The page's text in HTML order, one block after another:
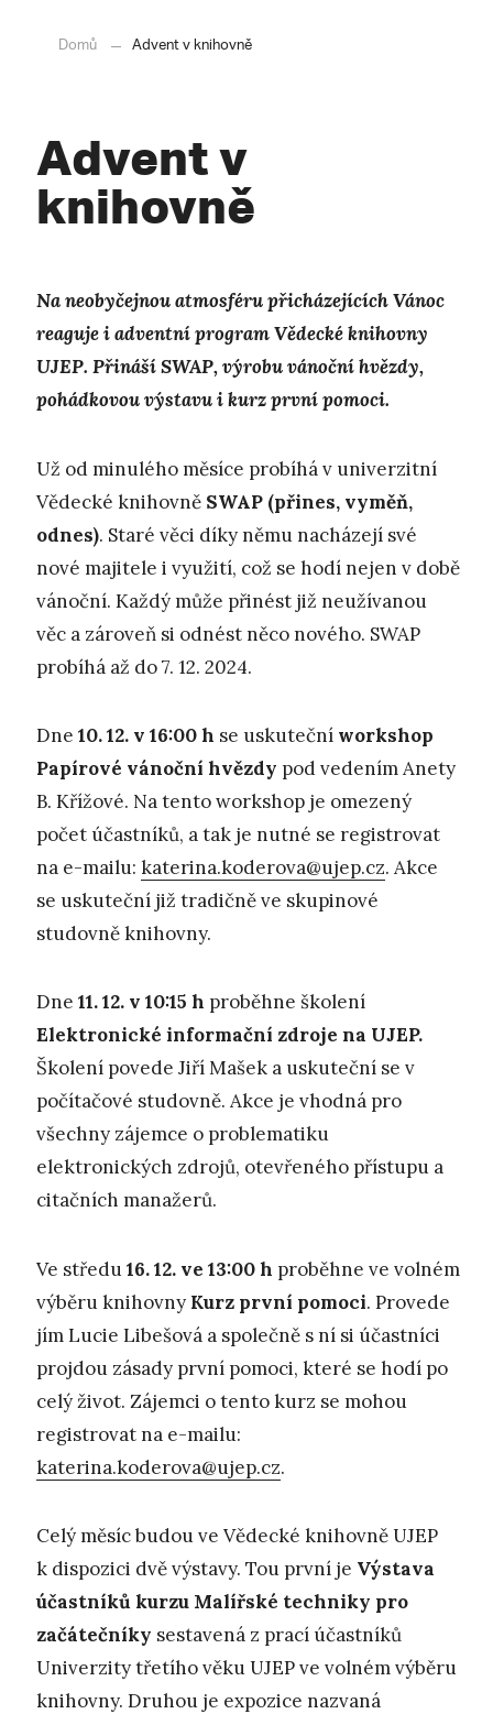
Domů Advent v knihovně
Advent v
knihovně
Na neobyčejnou atmosféru přicházejících Vánoc
reaguje i adventní programVědecké knihovny
UJEP. Přináší SWAP, výrobu vánoční hvězdy,
pohádkovou výstavu i kurz první pomoci.
Už od minulého měsíce probíhá v univerzitní
Vědecké knihovně SWAP (přines, vyměň,
odnes). Staré věci díky němu nacházejí své
nové majitele i využití, což se hodí nejen v době
vánoční. Každý může přinést již neužívanou
věc a zároveň si odnést něco nového. SWAP
probíhá až do 7. 12. 2024.
Dne 10. 12. v 16:00h se uskuteční workshop
Papírové vánoční hvězdy pod vedením Anety
B. Křížové. Na tento workshop je omezený
počet účastníků, a tak je nutné se registrovat
na e-mailu: katerina.koderova@ujep.cz. Akce
se uskuteční již tradičně ve skupinové
studovně knihovny.
Dne 11. 12. v 10:15 h proběhne školení
Elektronické informační zdroje na UJEP.
Školení povede Jiří Mašek a uskuteční se v
počítačové studovně. Akce je vhodná pro
všechny zájemce o problematiku
elektronických zdrojů, otevřeného přístupu a
citačních manažerů.
Ve středu16. 12. ve 13:00h proběhne ve volném
výběru knihovny Kurz první pomoci. Provede
jím Lucie Libešová a společně s ní si účastníci
projdou zásady první pomoci, které se hodí po
celý život. Zájemci o tento kurz se mohou
registrovat na e-mailu:
katerina.koderova@ujep.cz.
Celý měsíc budou ve Vědecké knihovně UJEP
k dispozici dvě výstavy. Tou první je Výstava
účastníků kurzu Malířské techniky pro
začátečníky sestavená z prací účastníků
Univerzity třetího věku UJEP ve volném výběru
knihovny. Druhou je expozice nazvaná